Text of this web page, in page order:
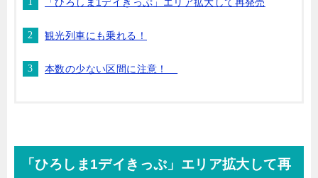
観光列車にも乗れる！
本数の少ない区間に注意！
「ひろしま1デイきっぷ」エリア拡大して再